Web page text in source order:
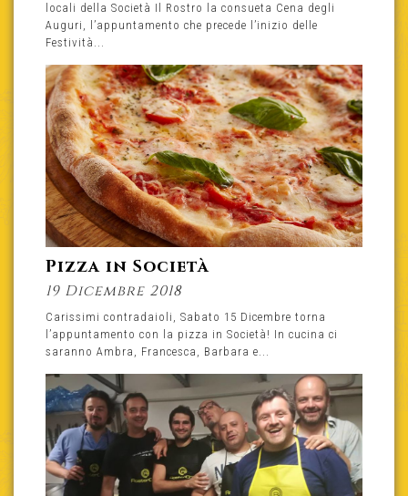
locali della Società Il Rostro la consueta Cena degli
Auguri, l’appuntamento che precede l’inizio delle
Festività...
Pizza in Società
19 Dicembre 2018
Carissimi contradaioli, Sabato 15 Dicembre torna
l’appuntamento con la pizza in Società! In cucina ci
saranno Ambra, Francesca, Barbara e...